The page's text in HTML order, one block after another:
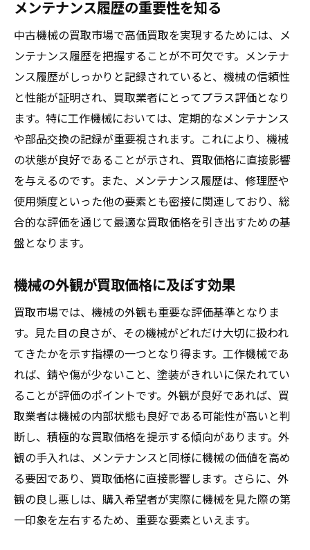
メンテナンス履歴の重要性を知る
中古機械の買取市場で高価買取を実現するためには、メ
ンテナンス履歴を把握することが不可欠です。メンテナ
ンス履歴がしっかりと記録されていると、機械の信頼性
と性能が証明され、買取業者にとってプラス評価となり
ます。特に工作機械においては、定期的なメンテナンス
や部品交換の記録が重要視されます。これにより、機械
の状態が良好であることが示され、買取価格に直接影響
を与えるのです。また、メンテナンス履歴は、修理歴や
使用頻度といった他の要素とも密接に関連しており、総
合的な評価を通じて最適な買取価格を引き出すための基
盤となります。
機械の外観が買取価格に及ぼす効果
買取市場では、機械の外観も重要な評価基準となりま
す。見た目の良さが、その機械がどれだけ大切に扱われ
てきたかを示す指標の一つとなり得ます。工作機械であ
れば、錆や傷が少ないこと、塗装がきれいに保たれてい
ることが評価のポイントです。外観が良好であれば、買
取業者は機械の内部状態も良好である可能性が高いと判
断し、積極的な買取価格を提示する傾向があります。外
観の手入れは、メンテナンスと同様に機械の価値を高め
る要因であり、買取価格に直接影響します。さらに、外
観の良し悪しは、購入希望者が実際に機械を見た際の第
一印象を左右するため、重要な要素といえます。